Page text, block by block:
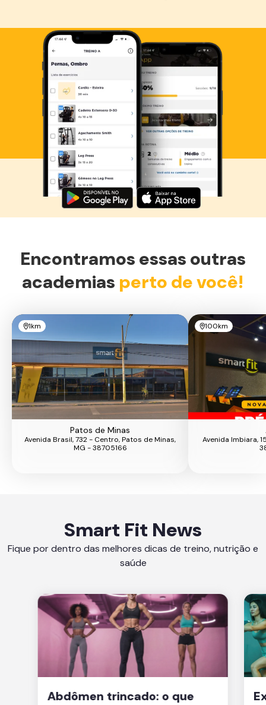
Baixe agora o Smart Fit App
Encontramos essas outras
academias perto de você!
1km
Patos de Minas
Avenida Brasil, 732 - Centro, Patos de Minas,
MG - 38705166
100km
Avenida Imbiara,
Smart Fit News
Fique por dentro das melhores dicas de treino, nutrição e
saúde
Abdômen trincado: o que